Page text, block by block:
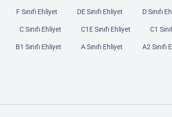
F Sınıfı Ehliyet DE Sınıfı Ehliyet D Sınıfı
C Sınıfı Ehliyet C1E Sınıfı Ehliyet C1
B1 Sınıfı Ehliyet A Sınıfı Ehliyet A2 Sınıfı